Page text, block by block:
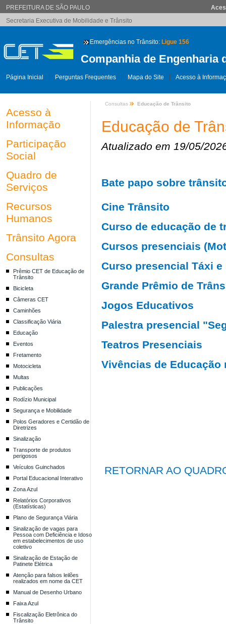
PREFEITURA DE SÃO PAULO
Secretaria Executiva de Mobilidade e Trânsito
Emergências no Trânsito: Ligue 156
Companhia de Engenharia
Página Inicial Perguntas Frequentes Mapa do Site Acesso à
Acesso à
Informação
Participação
Social
Quadro de
Serviços
Recursos
Humanos
Trânsito Agora
Consultas
Prêmio CET de Educação de
Trânsito
Bicicleta
Câmeras CET
Caminhões
Classificação Viária
Educação
Eventos
Fretamento
Motocicleta
Multas
Publicações
Rodízio Municipal
Segurança e Mobilidade
Polos Geradores e Certidão de
Diretrizes
Sinalização
Transporte de produtos
perigosos
Veículos Guinchados
Portal Educacional Interativo
Zona Azul
Relatórios Corporativos
(Estatísticas)
Plano de Segurança Viária
Sinalização de vagas para
Pessoa com Deficiência e Idoso
em estabelecimentos de uso
coletivo
Sinalização de Estação de
Patinete Elétrica
Atenção para falsos leilões
realizados em nome da CET
Manual de Desenho Urbano
Faixa Azul
Fiscalização Eletrônica do
Trânsito
Consultas Educação de Trânsito
Educação de
Atualizado em 19/05/
Bate papo sobre
Cine Trânsito
Curso de educação de
Cursos presenciais
Curso presencial Táxi e
Grande Prêmio de
Jogos Educativos
Palestra presencial
Teatros Presenciais
Vivências de Educação
RETORNAR AO